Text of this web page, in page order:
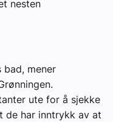
nesten
bad, mener
ute for å sjekke
de har inntrykk av at